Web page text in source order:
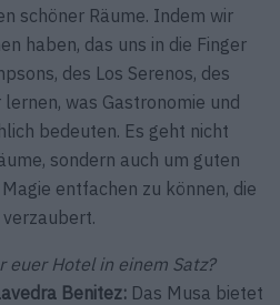
schöner Räume. Indem wir
haben, das uns in die Finger
des Los Serenos, des
was Gastronomie und
bedeuten. Es geht nicht
sondern auch um guten
entfachen zu können, die
euer Hotel in einem Satz?
Benitez: Das Musa bietet